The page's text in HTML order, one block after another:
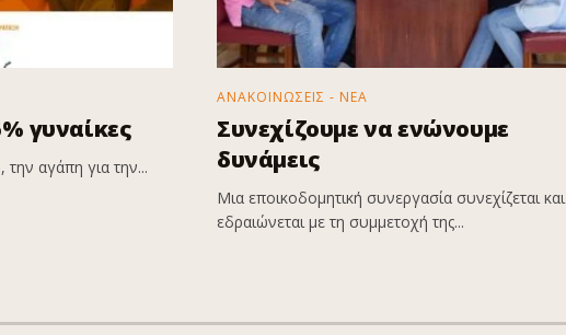
γυναίκες
αγάπη για την...
ΑΝΑΚΟΙΝΩΣΕΙΣ - ΝΕΑ
Συνεχίζουμε να ενώνουμε
δυνάμεις
Μια εποικοδομητική συνεργασία συνεχίζεται και
εδραιώνεται με τη συμμετοχή της...